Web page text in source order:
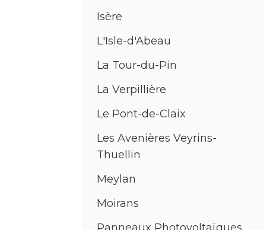
Isère
L'Isle-d'Abeau
La Tour-du-Pin
La Verpillière
Le Pont-de-Claix
Les Avenières Veyrins-
Thuellin
Meylan
Moirans